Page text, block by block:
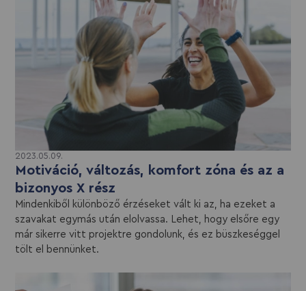
2023.05.09.
Motiváció, változás, komfort zóna és az a
bizonyos X rész
Mindenkiből különböző érzéseket vált ki az, ha ezeket a
szavakat egymás után elolvassa. Lehet, hogy elsőre egy
már sikerre vitt projektre gondolunk, és ez büszkeséggel
tölt el bennünket.